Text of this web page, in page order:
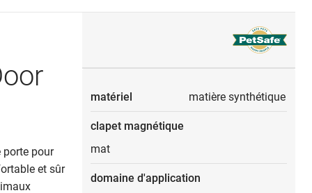
pour
et sûr
matériel matière synthétique
clapet magnétique
mat
domaine d'application